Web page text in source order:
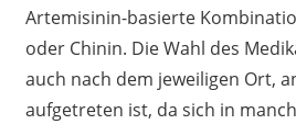
Artemisinin-basierte
oder Chinin. Die Wahl des
auch nach dem jeweiligen Ort,
aufgetreten ist, da sich in